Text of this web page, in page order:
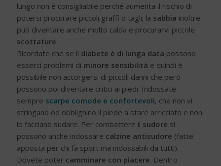
lungo non è consigliabile perché aumenta il rischio di
potersi procurare piccoli graffi o tagli; la sabbia inoltre
può diventare anche molto calda e procurarvi piccole
scottature.
Ricordate che se il diabete è di lunga data possono
esserci problemi di minore sensibilità e quindi è
possibile non accorgersi di piccoli danni che però
possono poi diventare critici ai piedi. Indossate
sempre scarpe comode e confortevoli, che non vi
stringano od obblighino il piede a stare arricciato e non
lo facciano sudare. Per combattere il sudore si
possono anche indossare calzine antisudore (fatte
apposta per chi fa sport ma indossabili da tutti).
Dovete poter camminare con piacere. Dentro